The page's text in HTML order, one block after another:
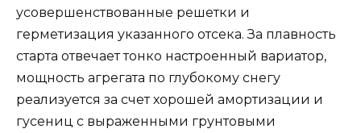
усовершенствованные решетки и
герметизация указанного отсека. За плавность
старта отвечает тонко настроенный вариатор,
мощность агрегата по глубокому снегу
реализуется за счет хорошей амортизации и
гусениц с выраженными грунтовыми